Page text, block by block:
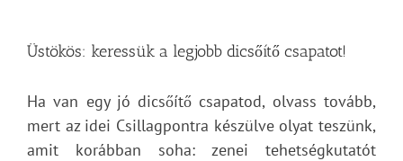
Üstökös: keressük a legjobb dicsőítő csapatot!
Ha van egy jó dicsőítő csapatod, olvass tovább,
mert az idei Csillagpontra készülve olyat teszünk,
amit korábban soha: zenei tehetségkutatót